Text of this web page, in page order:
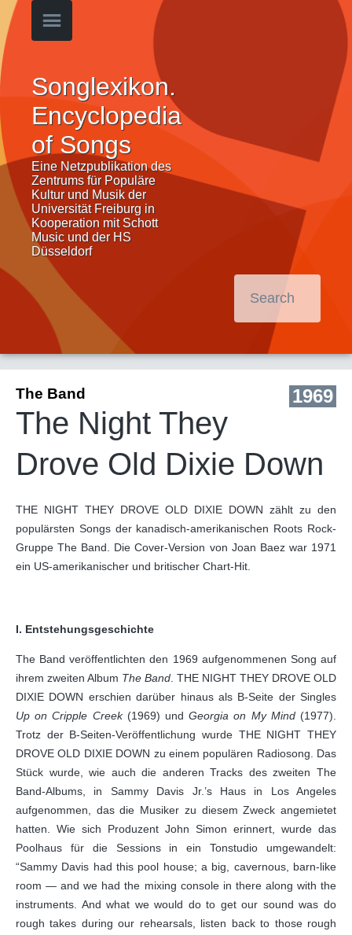
Songlexikon.
Encyclopedia
of Songs
Eine Netzpublikation des
Zentrums für Populäre
Kultur und Musik der
Universität Freiburg in
Kooperation mit Schott
Music und der HS
Düsseldorf
1969
The Band
The Night They
Drove Old Dixie Down
THE NIGHT THEY DROVE OLD DIXIE DOWN zählt zu den
populärsten Songs der kanadisch-amerikanischen Roots Rock-
Gruppe The Band. Die Cover-Version von Joan Baez war 1971
ein US-amerikanischer und britischer Chart-Hit.
I. Entstehungsgeschichte
The Band veröffentlichten den 1969 aufgenommenen Song auf
ihrem zweiten Album The Band . THE NIGHT THEY DROVE OLD
DIXIE DOWN erschien darüber hinaus als B-Seite der Singles
Up on Cripple Creek(1969) undGeorgia on My Mind(1977).
Trotz der B-Seiten-Veröffentlichung wurde THE NIGHT THEY
DROVE OLD DIXIE DOWN zu einem populären Radiosong. Das
Stück wurde, wie auch die anderen Tracks des zweiten The
Band-Albums, in Sammy Davis Jr.’s Haus in Los Angeles
aufgenommen, das die Musiker zu diesem Zweck angemietet
hatten. Wie sich Produzent John Simon erinnert, wurde das
Poolhaus für die Sessions in ein Tonstudio umgewandelt:
“Sammy Davis had this pool house; a big, cavernous, barn-like
room — and we had the mixing console in there along with the
instruments. And what we would do to get our sound was do
rough takes during our rehearsals, listen back to those rough